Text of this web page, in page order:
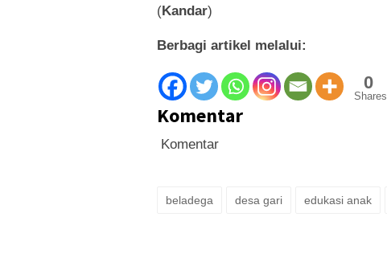
(Kandar)
Berbagi artikel melalui:
0
Shares
Komentar
Komentar
beladega desa gari edukasi anak